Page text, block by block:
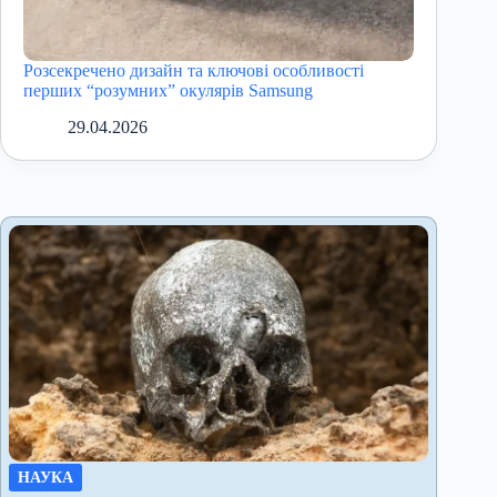
Розсекречено дизайн та ключові особливості
перших “розумних” окулярів Samsung
29.04.2026
НАУКА